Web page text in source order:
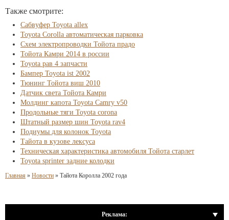
Также смотрите:
Сабвуфер Toyota allex
Toyota Corolla автоматическая парковка
Схем электропроводки Тойота прадо
Тойота Камри 2014 в россии
Toyota рав 4 запчасти
Бампер Toyota ist 2002
Тюнинг Тойота виш 2010
Датчик света Тойота Камри
Молдинг капота Toyota Camry v50
Продольные тяги Toyota corona
Штатный размер шин Toyota rav4
Подиумы для колонок Toyota
Тайота в кузове лексуса
Техническая характеристика автомобиля Тойота старлет
Toyota sprinter задние колодки
Главная » Новости » Тайота Королла 2002 года
Реклама: